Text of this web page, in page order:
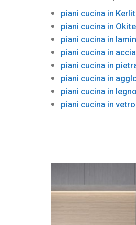
piani cucina in
piani cucina in Okite
piani cucina in
piani cucina in
piani cucina in
piani cucina in
piani cucina in legno
piani cucina in vetro